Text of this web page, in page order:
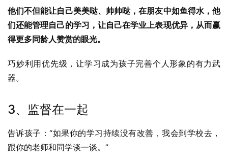
他们不但能让自己美美哒、帅帅哒，在朋友中如鱼得水，他
们还能管理自己的学习，让自己在学业上表现优异，从而赢
得更多同龄人赞赏的眼光。
巧妙利用优先级，让学习成为孩子完善个人形象的有力武
器。
3、监督在一起
告诉孩子：“如果你的学习持续没有改善，我会到学校去，
跟你的老师和同学谈一谈。”